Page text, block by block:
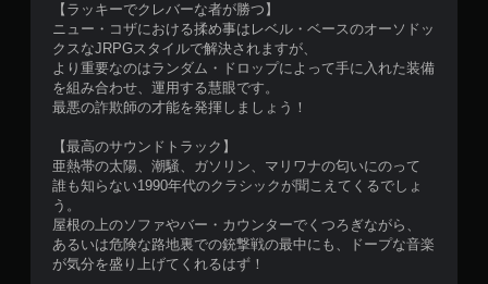
【ラッキーでクレバーな者が勝つ】
ニュー・コザにおける揉め事はレベル・ベースのオーソドッ
クスなJRPGスタイルで解決されますが、
より重要なのはランダム・ドロップによって手に入れた装備
を組み合わせ、運用する慧眼です。
最悪の詐欺師の才能を発揮しましょう！
【最高のサウンドトラック】
亜熱帯の太陽、潮騒、ガソリン、マリワナの匂いにのって
誰も知らない1990年代のクラシックが聞こえてくるでしょ
う。
屋根の上のソファやバー・カウンターでくつろぎながら、
あるいは危険な路地裏での銃撃戦の最中にも、ドープな音楽
が気分を盛り上げてくれるはず！